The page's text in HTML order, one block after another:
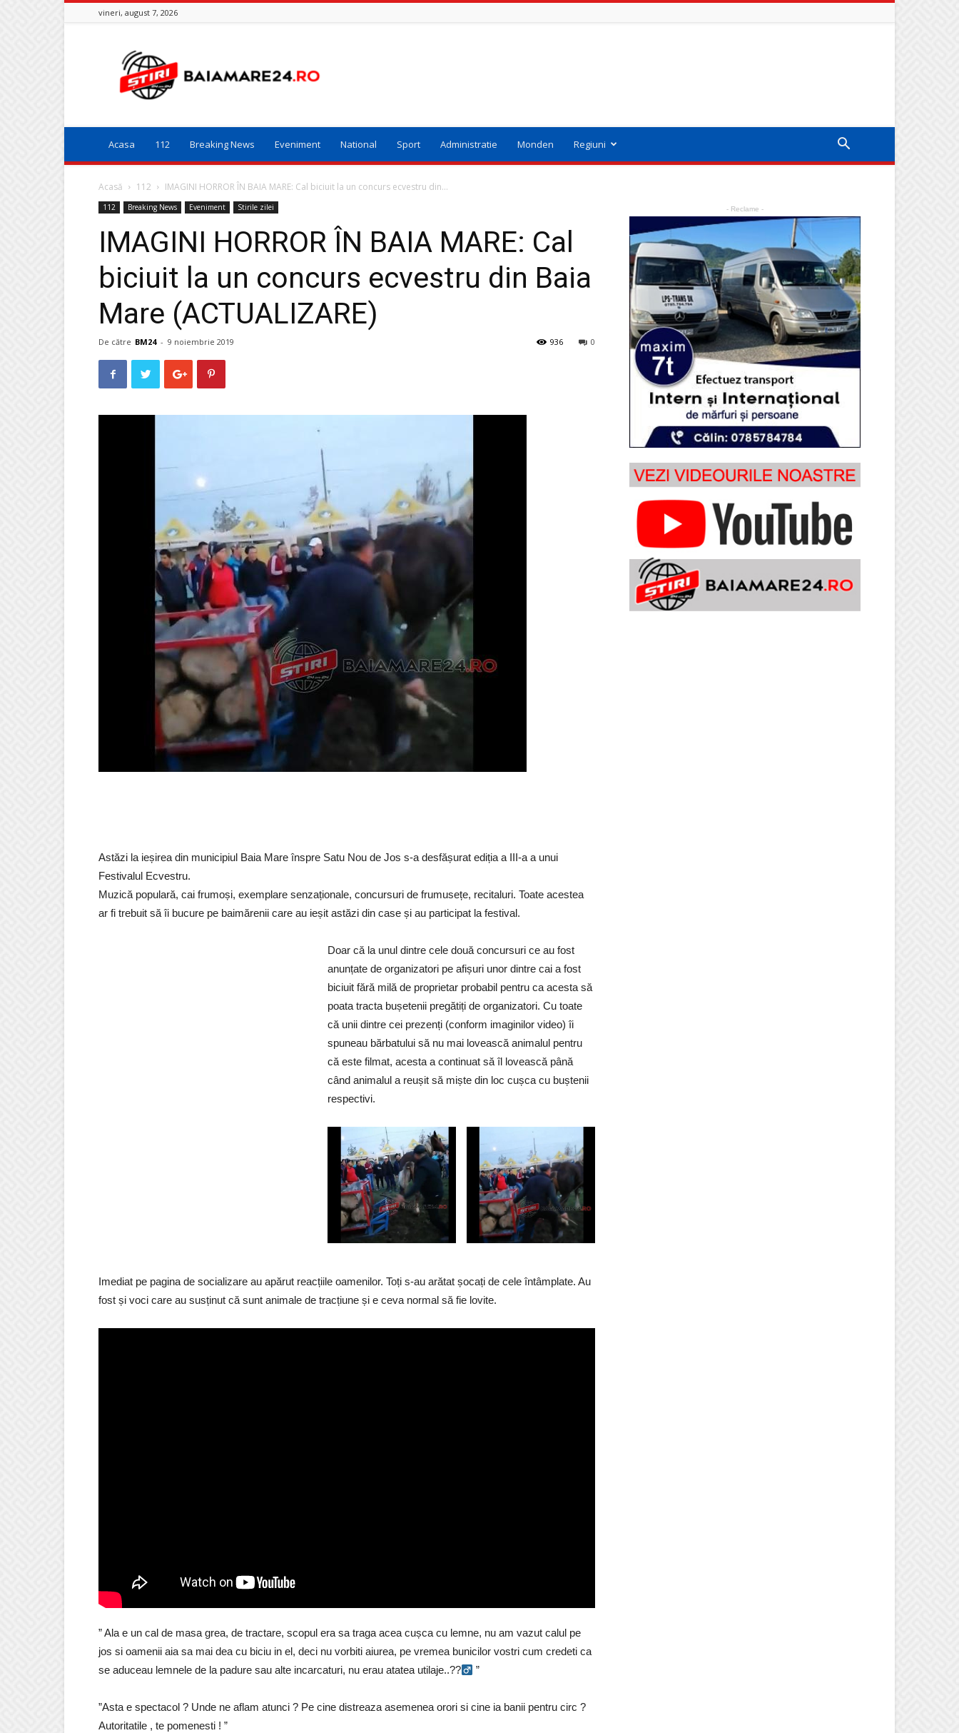
vineri, august 7, 2026
Baia
Mare
24
Acasa 112 Breaking News Eveniment National Sport Administratie Monden Regiuni
Acasă 112 IMAGINI HORROR ÎN BAIA MARE: Cal biciuit la un concurs ecvestru din...
112 Breaking News Eveniment Stirile zilei
IMAGINI HORROR ÎN BAIA MARE: Cal
biciuit la un concurs ecvestru din Baia
Mare (ACTUALIZARE)
De către BM24 - 9 noiembrie 2019 0
936
Astăzi la ieșirea din municipiul Baia Mare înspre Satu Nou de Jos s-a desfășurat ediția a III-a a unui
Festivalul Ecvestru.
Muzică populară, cai frumoși, exemplare senzaționale, concursuri de frumusețe, recitaluri. Toate acestea
ar fi trebuit să îi bucure pe baimărenii care au ieșit astăzi din case și au participat la festival.
Doar că la unul dintre cele două concursuri ce au fost
anunțate de organizatori pe afișuri unor dintre cai a fost
biciuit fără milă de proprietar probabil pentru ca acesta să
poata tracta bușetenii pregătiți de organizatori. Cu toate
că unii dintre cei prezenți (conform imaginilor video) îi
spuneau bărbatului să nu mai lovească animalul pentru
că este filmat, acesta a continuat să îl lovească până
când animalul a reușit să miște din loc cușca cu buștenii
respectivi.
Imediat pe pagina de socializare au apărut reacțiile oamenilor. Toți s-au arătat șocați de cele întâmplate. Au
fost și voci care au susținut că sunt animale de tracțiune și e ceva normal să fie lovite.
” Ala e un cal de masa grea, de tractare, scopul era sa traga acea cușca cu lemne, nu am vazut calul pe
jos si oamenii aia sa mai dea cu biciu in el, deci nu vorbiti aiurea, pe vremea bunicilor vostri cum credeti ca
se aduceau lemnele de la padure sau alte incarcaturi, nu erau atatea utilaje..??‍
”
”Asta e spectacol ? Unde ne aflam atunci ? Pe cine distreaza asemenea orori si cine ia banii pentru circ ?
Autoritatile , te pomenesti ! ”
- Reclame -